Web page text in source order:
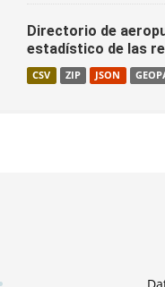
Directorio de
estadístico de las
CSV ZIP JSON